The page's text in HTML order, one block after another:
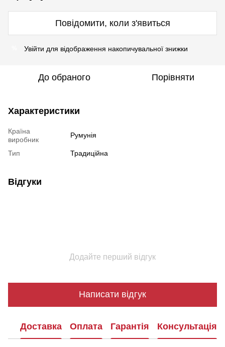
Повідомити, коли з'явиться
Увійти для відображення накопичувальної знижки
До обраного Порівняти
Характеристики
Країна
виробник
Румунія
Тип Традиційна
Відгуки
Додайте перший відгук
Написати відгук
Доставка Оплата Гарантія Консультація